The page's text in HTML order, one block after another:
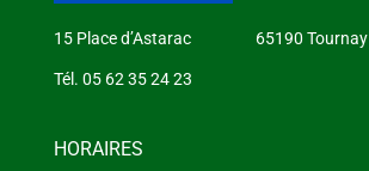
15 Place d’Astarac 65190 Tournay
Tél. 05 62 35 24 23
HORAIRES